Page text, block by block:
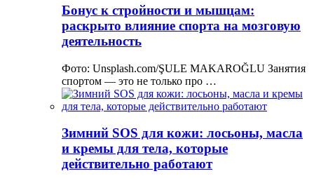
Бонус к стройности и мышцам:
раскрыто влияние спорта на мозговую
деятельность
Фото: Unsplash.com/ŞULE MAKAROĞLU Занятия
спортом — это не только про …
Зимний SOS для кожи: лосьоны, масла
и кремы для тела, которые
действительно работают